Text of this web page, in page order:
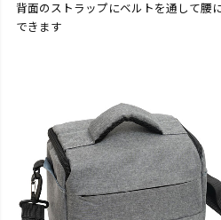
背面のストラップにベルトを通して腰
できます